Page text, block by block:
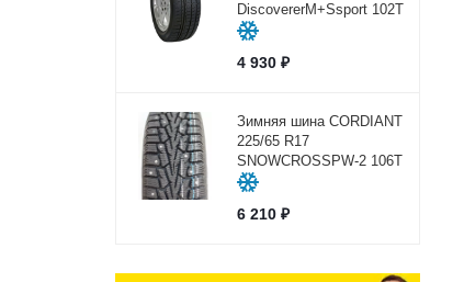
DiscovererM+Ssport 102Т
4 930₽
Зимняя шина CORDIANT
225/65 R17
SNOWCROSSPW-2 106Т
6 210₽